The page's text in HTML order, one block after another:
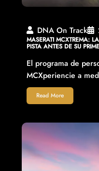
DNA On Track
MASERATI MCXTREMA:
PISTA ANTES DE SU
El programa de
MCXperiencie a
Read More